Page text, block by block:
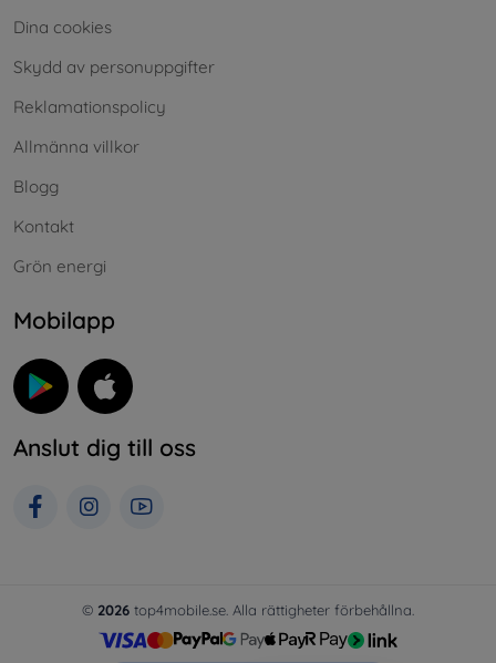
Dina cookies
Skydd av personuppgifter
Reklamationspolicy
Allmänna villkor
Blogg
Kontakt
Grön energi
Mobilapp
Anslut dig till oss
© 2026 top4mobile.se. Alla rättigheter förbehållna.